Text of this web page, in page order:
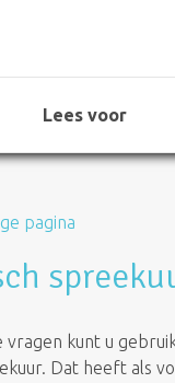
Lees voor
pagina
vragen kunt u
Dat heeft als